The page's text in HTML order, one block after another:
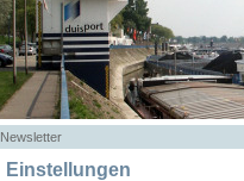
Newsletter
Einstellungen